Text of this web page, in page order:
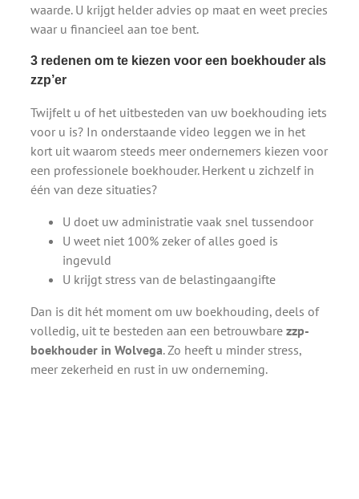
waarde. U krijgt helder advies op maat en weet precies
waar u financieel aan toe bent.
3 redenen om te kiezen voor een boekhouder als
zzp’er
Twijfelt u of het uitbesteden van uw boekhouding iets
voor u is? In onderstaande video leggen we in het
kort uit waarom steeds meer ondernemers kiezen voor
een professionele boekhouder. Herkent u zichzelf in
één van deze situaties?
U doet uw administratie vaak snel tussendoor
U weet niet 100% zeker of alles goed is
ingevuld
U krijgt stress van de belastingaangifte
Dan is dit hét moment om uw boekhouding, deels of
volledig, uit te besteden aan een betrouwbare zzp-
boekhouder in Wolvega. Zo heeft u minder stress,
meer zekerheid en rust in uw onderneming.